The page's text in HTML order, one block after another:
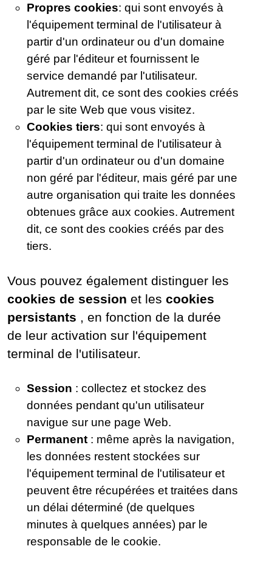
Propres cookies: qui sont envoyés à
l'équipement terminal de l'utilisateur à
partir d'un ordinateur ou d'un domaine
géré par l'éditeur et fournissent le
service demandé par l'utilisateur.
Autrement dit, ce sont des cookies créés
par le site Web que vous visitez.
Cookies tiers: qui sont envoyés à
l'équipement terminal de l'utilisateur à
partir d'un ordinateur ou d'un domaine
non géré par l'éditeur, mais géré par une
autre organisation qui traite les données
obtenues grâce aux cookies. Autrement
dit, ce sont des cookies créés par des
tiers.
Vous pouvez également distinguer les
cookies de session et les cookies
persistants , en fonction de la durée
de leur activation sur l'équipement
terminal de l'utilisateur.
Session : collectez et stockez des
données pendant qu'un utilisateur
navigue sur une page Web.
Permanent : même après la navigation,
les données restent stockées sur
l'équipement terminal de l'utilisateur et
peuvent être récupérées et traitées dans
un délai déterminé (de quelques
minutes à quelques années) par le
responsable de le cookie.